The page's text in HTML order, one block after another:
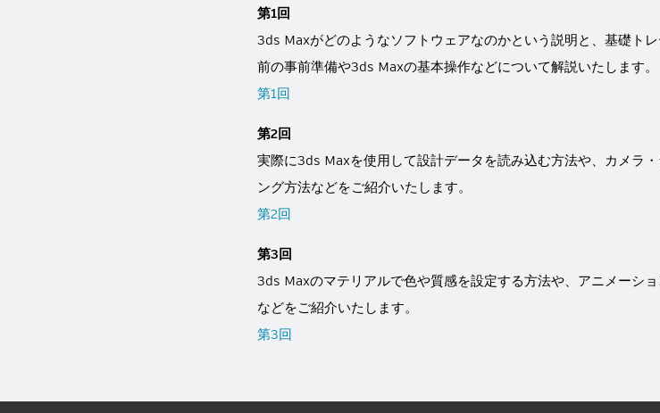
第1回
3ds Maxがどのようなソフトウェアなのかという説明と、基礎ト
前の事前準備や3ds Maxの基本操作などについて解説いたします。
第1回
第2回
実際に3ds Maxを使用して設計データを読み込む方法や、カメラ
ング方法などをご紹介いたします。
第2回
第3回
3ds Maxのマテリアルで色や質感を設定する方法や、アニメーシ
などをご紹介いたします。
第3回